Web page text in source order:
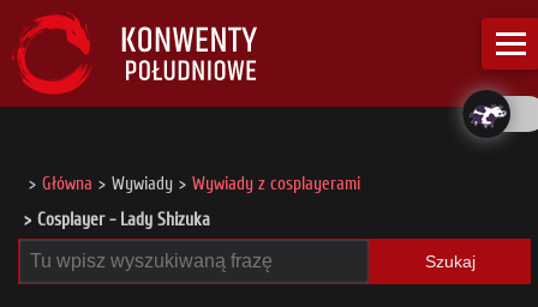
Główna Wywiady
Wywiady z cosplayerami
Cosplayer - Lady Shizuka
Szukaj